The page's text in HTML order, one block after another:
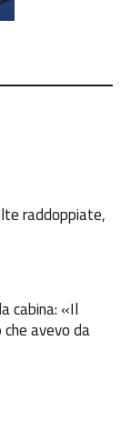
raddoppiate,
cabina: «Il
che avevo da